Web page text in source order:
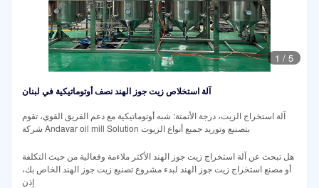
1 / 5
آلة استخلاص زيت جوز الهند نصف أوتوماتيكية في لبنان
آلة استخراج الزيت، درجة الأتمتة: شبه أوتوماتيكية مع دعم الفريق القوي، تقوم
شركة Andavar oil mill Solution بتصنيع وتوريد جميع أنواع الزيوت
هل تبحث عن آلة استخراج زيت جوز الهند الأكثر ملاءمة وفعالية من حيث التكلفة
أو مصنع استخراج زيت جوز الهند لبدء مشروع تصنيع زيت جوز الهند الخاص بك،
إذن